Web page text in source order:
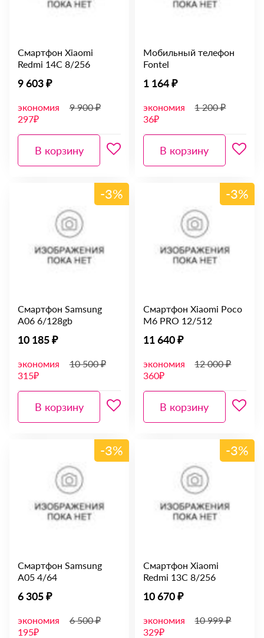
Смартфон Xiaomi
Redmi 14C 8/256
9 603 ₽
экономия
297₽
9 900 ₽
В корзину
Мобильный телефон
Fontel
1 164 ₽
экономия
36₽
1 200 ₽
В корзину
-3%
Смартфон Samsung
A06 6/128gb
10 185 ₽
экономия
315₽
10 500 ₽
В корзину
-3%
Смартфон Xiaomi Poco
M6 PRO 12/512
11 640 ₽
экономия
360₽
12 000 ₽
В корзину
-3%
Смартфон Samsung
A05 4/64
6 305 ₽
экономия
195₽
6 500 ₽
-3%
Смартфон Xiaomi
Redmi 13C 8/256
10 670 ₽
экономия
329₽
10 999 ₽